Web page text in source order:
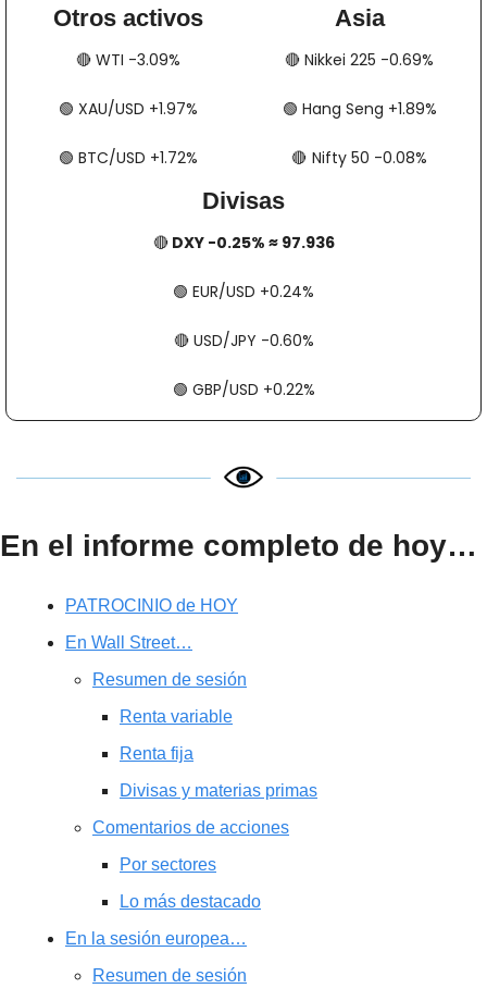
Otros activos
🔴​​​​ WTI -3.09%
🟢 ​​​​ XAU/USD +1.97%
🟢 ​​​​ BTC/USD +1.72%
Asia
🔴 ​​​​ Nikkei 225 -0.69%
🟢 ​​​​ Hang Seng +1.89%
🔴 ​​​  Nifty 50 -0.08%
Divisas
🔴 DXY -0.25% ≈ 97.936
🟢 ​​​​ EUR/USD +0.24%
🔴​​​​ USD/JPY -0.60%
🟢 ​​​​ GBP/USD +0.22%
En el informe completo de hoy…
PATROCINIO de HOY
En Wall Street…
Resumen de sesión
Renta variable
Renta fija
Divisas y materias primas
Comentarios de acciones
Por sectores
Lo más destacado
En la sesión europea…
Resumen de sesión